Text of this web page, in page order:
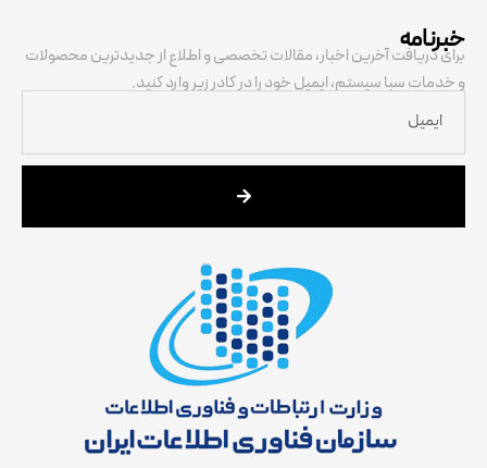
خبرنامه
برای دریافت آخرین اخبار، مقالات تخصصی و اطلاع از جدیدترین محصولات
و خدمات سبا سیستم، ایمیل خود را در کادر زیر وارد کنید.